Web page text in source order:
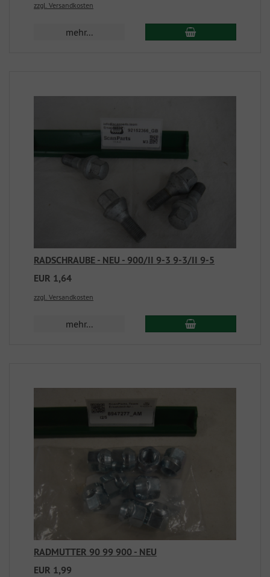
zzgl. Versandkosten
mehr...
RADSCHRAUBE - NEU - 900/II 9-3 9-3/II 9-5
EUR 1,64
zzgl. Versandkosten
mehr...
RADMUTTER 90 99 900 - NEU
EUR 1,99